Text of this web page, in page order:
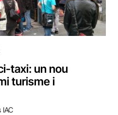
taxi: un nou
turisme i